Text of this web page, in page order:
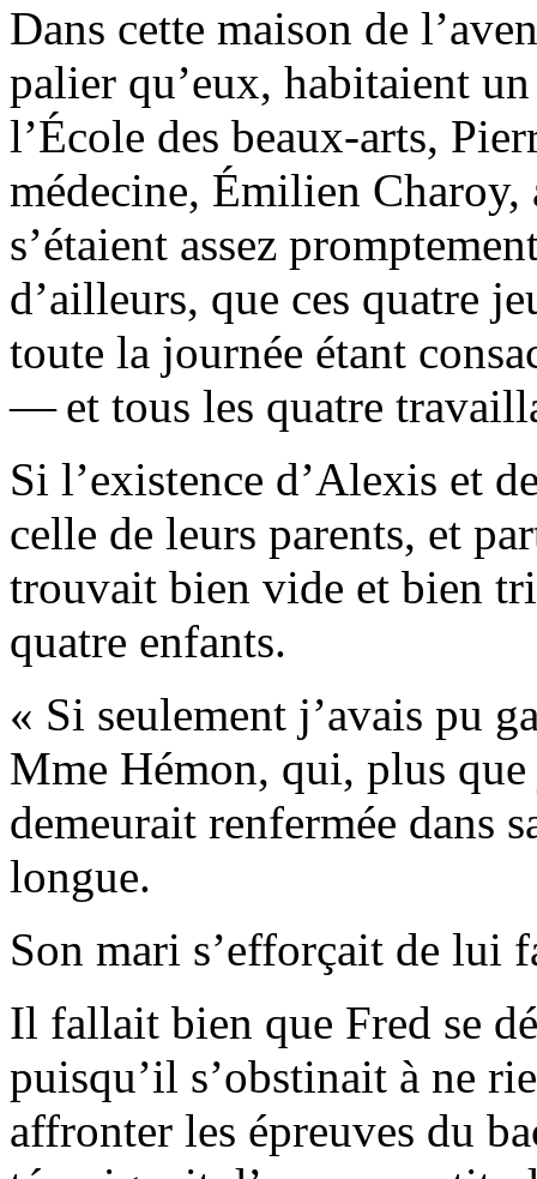
Dans cette maison de
palier qu’eux, habitaient
l’École des beaux-arts,
médecine, Émilien
s’étaient assez
d’ailleurs, que ces quatre
toute la journée étant
— et tous les quatre
Si l’existence d’Alexis et
celle de leurs parents, et
trouvait bien vide et bien
quatre enfants.
« Si seulement j’avais pu
Mme Hémon, qui, plus
demeurait renfermée dans
longue.
Son mari s’efforçait de lui
Il fallait bien que Fred se
puisqu’il s’obstinait à ne
affronter les épreuves du